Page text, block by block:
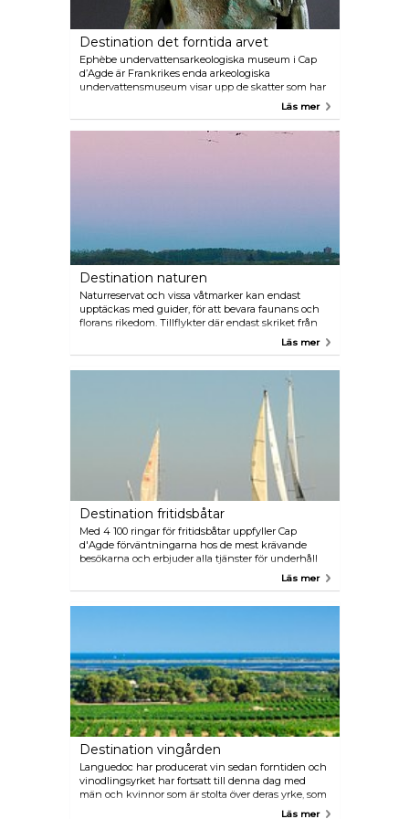
Destination det forntida arvet
Ephèbe undervattensarkeologiska museum i Cap
d’Agde är Frankrikes enda arkeologiska
undervattensmuseum visar upp de skatter som har
blivit uppslukade av floden, havet och dammarna i
Agde. De objekt som hittats på platsen, inklusive en
storartad samling bronsstatyer, visar på stadens
händelserika historia och charm. I Pinet, finns en
hittades i Castelnau-de-Guers och en kopia finns på
rådhuset.
Läs mer
Destination naturen
Naturreservat och vissa våtmarker kan endast
upptäckas med guider, för att bevara faunans och
florans rikedom. Tillflykter där endast skriket från
fåglarna hörs. Med kikare, videokameror eller
kameror kan du njuta av ett sällsynt ögonblick. Om
och floran, finns det flera möjligheter: dykning från
5 år, ekologisk upptäckt i katamaran, utflykter till
havs, underhavsvägar... För de som älskar skogen
väntar klätterbanor bland träd med höjder från 1 m
till 15 m. Tre attraktioner finns tillgängliga.
Läs mer
Destination fritidsbåtar
Med 4 100 ringar för fritidsbåtar uppfyller Cap
d'Agde förväntningarna hos de mest krävande
besökarna och erbjuder alla tjänster för underhåll
av båten. En torrhamn finns också tillgänglig.
Under höstens båtmässa kan du köpa eller sälja din
Läs mer
Destination vingården
Languedoc har producerat vin sedan forntiden och
vinodlingsyrket har fortsatt till denna dag med
män och kvinnor som är stolta över deras yrke, som
också är deras passion. Träffa dem på derasLäs mer